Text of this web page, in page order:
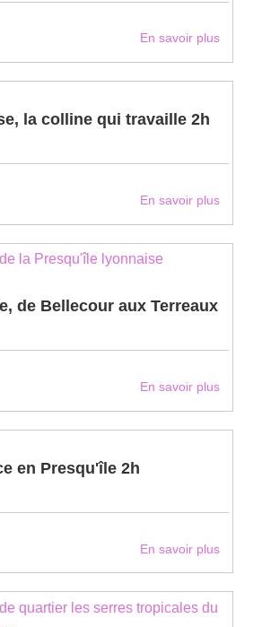
En savoir plus
la colline qui travaille 2h
En savoir plus
de Bellecour aux Terreaux
En savoir plus
en Presqu'île 2h
En savoir plus